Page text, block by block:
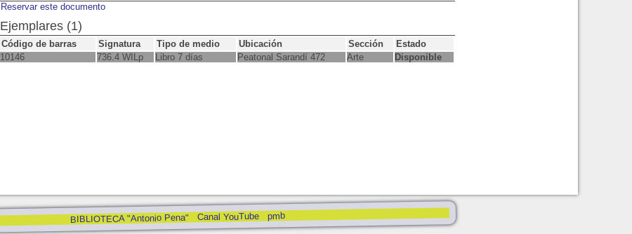
Reservar este documento
Ejemplares (1)
Código de barras Signatura Tipo de medio Ubicación Sección
Estado
10146
736.4 WILp Libro 7 días Peatonal Sarandí 472 Arte Disponible
BIBLIOTECA "Antonio Pena" Canal YouTube pmb